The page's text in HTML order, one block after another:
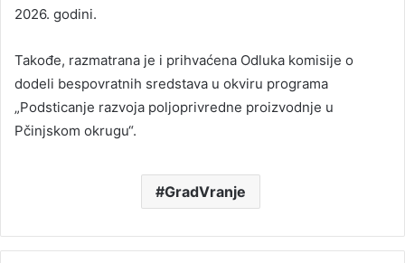
2026. godini.
Takođe, razmatrana je i prihvaćena Odluka komisije o
dodeli bespovratnih sredstava u okviru programa
„Podsticanje razvoja poljoprivredne proizvodnje u
Pčinjskom okrugu“.
GradVranje